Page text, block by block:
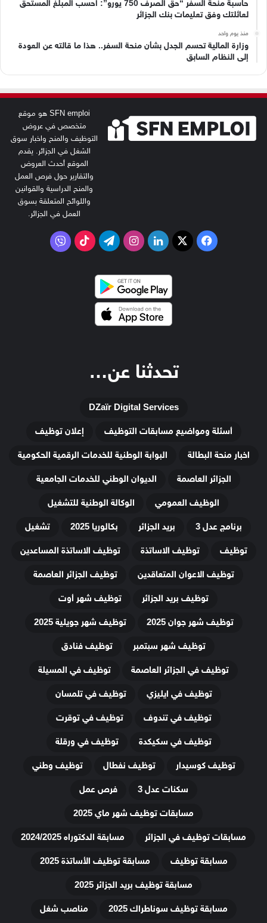
حاسبة منحة السفر “حق الصرف 750 يورو”: احسب المبلغ المستحق
لعائلتك وفق تعليمات بنك الجزائر
منذ يوم واحد
وزارة المالية تحسم الجدل بشأن منحة السفر.. هذا ما قالته عن العودة
إلى النظام السابق
SFN emploi هو موقع
متخصص في عروض
التوظيف والمنح واخبار سوق
الشغل في الجزائر. يقدم
الموقع أحدث العروض
والتقارير حول فرص العمل
والمنح الدراسية والقوانين
واللوائح المتعلقة بسوق
العمل في الجزائر.
فيسبوك
‫X لينكدإنانستقرامتيلقرام‫TikTokفايبر
تحدثنا عن…
DZaïr Digital Services
أسئلة ومواضيع مسابقات التوظيف
إعلان توظيف
اخبار منحة البطالة
البوابة الوطنية للخدمات الرقمية الحكومية
الجزائر العاصمة
الديوان الوطني للخدمات الجامعية
الوظيف العمومي
الوكالة الوطنية للتشغيل
برنامج عدل 3
بريد الجزائر بكالوريا 2025
تشغيل
توظيف
توظيف الاساتذة
توظيف الاساتذة المساعدين
توظيف الاعوان المتعاقدين
توظيف الجزائر العاصمة
توظيف بريد الجزائر
توظيف شهر أوت
توظيف شهر جوان 2025
توظيف شهر جويلية 2025
توظيف شهر سبتمبر
توظيف فنادق
توظيف في الجزائر العاصمة
توظيف في المسيلة
توظيف في ايليزي
توظيف في تلمسان
توظيف في تندوف
توظيف في توقرت
توظيف في سكيكدة
توظيف في ورقلة
توظيف كوسيدار
توظيف نفطال
توظيف وطني
سكنات عدل 3
فرص عمل
مسابقات توظيف شهر ماي 2025
مسابقات توظيف في الجزائر
مسابقة الدكتوراه 2024/2025
مسابقة توظيف
مسابقة توظيف الأساتذة 2025
مسابقة توظيف بريد الجزائر 2025
مسابقة توظيف سوناطراك 2025
مناصب شغل